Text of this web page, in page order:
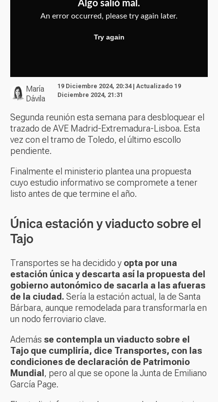
María
Dávila
19 Diciembre 2024, 20:34 | Actualizado 19
Diciembre 2024, 21:31
Segunda reunión esta semana para desbloquear el
trazado de AVE Madrid-Extremadura-Lisboa. Esta
vez con el tramo de Toledo, el último escollo
pendiente.
Finalmente el ministerio plantea una propuesta
cuyo estudio informativo se compromete a tener
listo antes de que termine el año.
Única estación y viaducto sobre el
Tajo
Transportes se ha decidido y opta por una
estación única y descarta así la propuesta del
gobierno autonómico de sacarla a las afueras
de la ciudad. Sería la estación actual, la de Santa
Bárbara, aunque remodelada para transformarla en
un nodo ferroviario clave.
Además se contempla un viaducto sobre el
Tajo que cumpliría, dice Transportes, con las
condiciones de declaración de Patrimonio
Mundial , pero al que se opone la Junta de Emiliano
García Page.